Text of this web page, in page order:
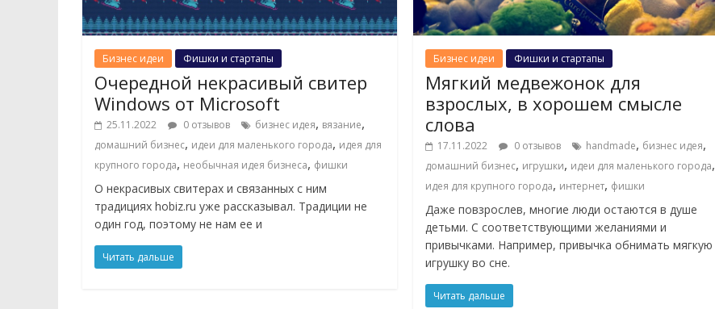
Бизнес идеи Фишки и стартапы
Очередной некрасивый свитер
Windows от Microsoft
25.11.2022 0 отзывов бизнес идея, вязание,
домашний бизнес, идеи для маленького города, идея для
крупного города, необычная идея бизнеса, фишки
О некрасивых свитерах и связанных с ним
традициях hobiz.ru уже рассказывал. Традиции не
один год, поэтому не нам ее и
Читать дальше
Бизнес идеи Фишки и стартапы
Мягкий медвежонок для
взрослых, в хорошем смысле
слова
17.11.2022 0 отзывов handmade, бизнес идея,
домашний бизнес, игрушки, идеи для маленького города,
идея для крупного города, интернет, фишки
Даже повзрослев, многие люди остаются в душе
детьми. С соответствующими желаниями и
привычками. Например, привычка обнимать мягкую
игрушку во сне.
Читать дальше